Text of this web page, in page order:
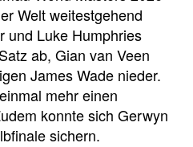
Welt weitestgehend
und Luke Humphries
ab, Gian van Veen
James Wade nieder.
mehr einen
konnte sich Gerwyn
sichern.